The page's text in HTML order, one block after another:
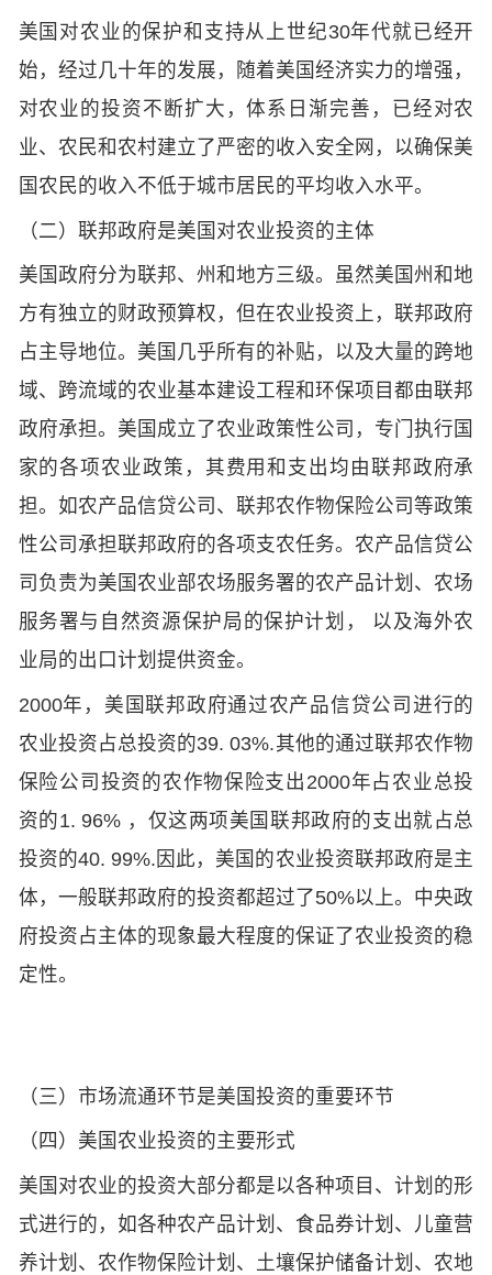
美国对农业的保护和支持从上世纪30年代就已经开
始，经过几十年的发展，随着美国经济实力的增强，
对农业的投资不断扩大，体系日渐完善，已经对农
业、农民和农村建立了严密的收入安全网，以确保美
国农民的收入不低于城市居民的平均收入水平。
（二）联邦政府是美国对农业投资的主体
美国政府分为联邦、州和地方三级。虽然美国州和地
方有独立的财政预算权，但在农业投资上，联邦政府
占主导地位。美国几乎所有的补贴，以及大量的跨地
域、跨流域的农业基本建设工程和环保项目都由联邦
政府承担。美国成立了农业政策性公司，专门执行国
家的各项农业政策，其费用和支出均由联邦政府承
担。如农产品信贷公司、联邦农作物保险公司等政策
性公司承担联邦政府的各项支农任务。农产品信贷公
司负责为美国农业部农场服务署的农产品计划、农场
服务署与自然资源保护局的保护计划， 以及海外农
业局的出口计划提供资金。
2000年，美国联邦政府通过农产品信贷公司进行的
农业投资占总投资的39. 03%.其他的通过联邦农作物
保险公司投资的农作物保险支出2000年占农业总投
资的1. 96% ，仅这两项美国联邦政府的支出就占总
投资的40. 99%.因此，美国的农业投资联邦政府是主
体，一般联邦政府的投资都超过了50%以上。中央政
府投资占主体的现象最大程度的保证了农业投资的稳
定性。
（三）市场流通环节是美国投资的重要环节
（四）美国农业投资的主要形式
美国对农业的投资大部分都是以各种项目、计划的形
式进行的，如各种农产品计划、食品券计划、儿童营
养计划、农作物保险计划、土壤保护储备计划、农地